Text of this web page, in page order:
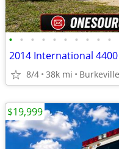
• • • • • • • • • •
8/4 38k mi Burkeville
$19,999